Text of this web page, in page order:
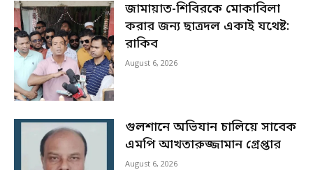
জামায়াত-শিবিরকে মোকাবিলা
করার জন্য ছাত্রদল একাই যথেষ্ট:
রাকিব
August 6, 2026
গুলশানে অভিযান চালিয়ে সাবেক
এমপি আখতারুজ্জামান গ্রেপ্তার
August 6, 2026